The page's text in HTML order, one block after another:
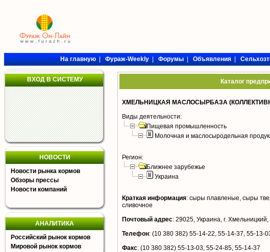
На главную|Фураж-Weekly|Форумы|Объявления|
ВХОД В СИСТЕМУ
НОВОСТИ
Новости рынка кормов
Обзоры прессы
Новости компаний
АНАЛИТИКА
Российский рынок кормов
Мировой рынок кормов
Каталог
ХМЕЛЬНИЦКАЯ МАСЛОСЫРБАЗА
Виды деятельности:
Пищевая промышленность
Молочная и маслосыродельная
Регион:
Ближнее зарубежье
Украина
Краткая информация: сыры плавленые, сыры
сливочное
Почтовый адрес: 29025, Украина, г.
Телефон: (10 380 382) 55-14-22, 55-14-37, 55-13-
Факс: (10 380 382) 55-13-03, 55-24-85, 55-14-37